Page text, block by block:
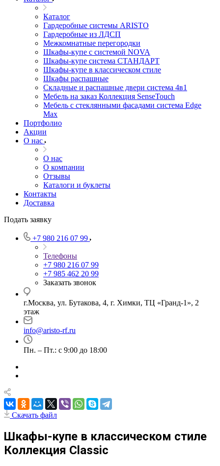
Каталог
Гардеробные системы ARISTO
Гардеробные из ЛДСП
Межкомнатные перегородки
Шкафы-купе с системой NOVA
Шкафы-купе система СТАНДАРТ
Шкафы-купе в классическом стиле
Шкафы распашные
Складные и распашные двери система 4в1
Мебель на заказ Коллекция SenseTouch
Мебель с стеклянными фасадами система Edge
Max
Портфолио
Акции
О нас
О нас
О компании
Отзывы
Каталоги и буклеты
Контакты
Доставка
Подать заявку
+7 980 216 07 99
Телефоны
+7 980 216 07 99
+7 985 462 20 99
Заказать звонок
г.Москва, ул. Бутакова, 4, г. Химки, ТЦ «Гранд-1», 2
этаж
info@aristo-rf.ru
Пн. – Пт.: с 9:00 до 18:00
Скачать файл
Шкафы-купе в классическом стиле
Коллекция Classic